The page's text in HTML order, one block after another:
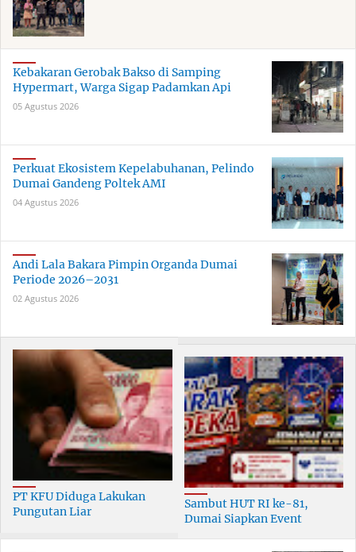
Kebakaran Gerobak Bakso di Samping
Hypermart, Warga Sigap Padamkan Api
05 Agustus 2026
Perkuat Ekosistem Kepelabuhanan, Pelindo
Dumai Gandeng Poltek AMI
04 Agustus 2026
Andi Lala Bakara Pimpin Organda Dumai
Periode 2026–2031
02 Agustus 2026
PT KFU Diduga Lakukan
Pungutan Liar
Dumai
Sambut HUT RI ke-81,
Dumai Siapkan Event